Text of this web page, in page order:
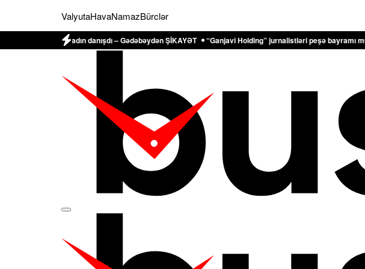
ValyutaHavaNamazBürclər
qadın danışdı – Gədəbəydən ŞİKAYƏT “Ganjavi Holding” jurnalistləri peşə bayramı münasibətilə